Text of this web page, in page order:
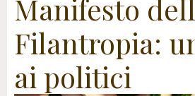
Manifesto
Filantropia:
ai politici